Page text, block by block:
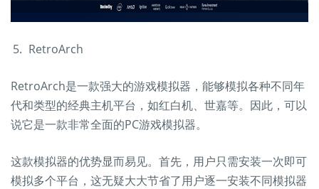
RetroArch
RetroArch是一款强大的游戏模拟器，能够模拟各种不同年
代和类型的经典主机平台，如红白机、世嘉等。因此，可以
说它是一款非常全面的PC游戏模拟器。
这款模拟器的优势显而易见。首先，用户只需安装一次即可
模拟多个平台，这无疑大大节省了用户逐一安装不同模拟器